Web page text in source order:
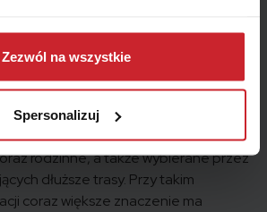
na temat tego, kim jesteśmy, jak
i w jaki sposób
osobowe w ramachPolityki
Zezwól na wszystkie
Spersonalizuj
napraw.
Audi na polskich
często wykorzystywane jako auta
rodzinne, a także wybierane przez
dłuższe trasy. Przy takim
coraz większe znaczenie ma